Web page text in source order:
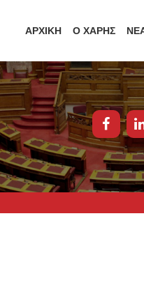
ΑΡΧΙΚΗ Ο ΧΑΡΗΣ